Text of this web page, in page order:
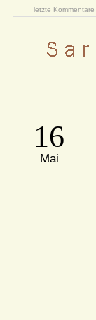
letzte Kommentare
16
Mai